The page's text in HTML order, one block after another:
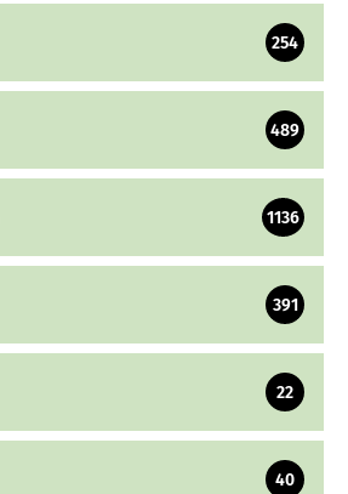
254
489
1136
391
22
40